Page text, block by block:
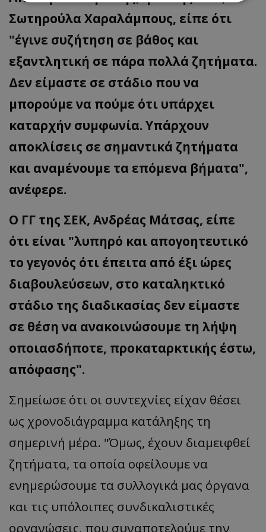
Σωτηρούλα Χαραλάμπους, είπε ότι
"έγινε συζήτηση σε βάθος και
εξαντλητική σε πάρα πολλά ζητήματα.
Δεν είμαστε σε στάδιο που να
μπορούμε να πούμε ότι υπάρχει
καταρχήν συμφωνία. Υπάρχουν
αποκλίσεις σε σημαντικά ζητήματα
και αναμένουμε τα επόμενα βήματα",
ανέφερε.
Ο ΓΓ της ΣΕΚ, Ανδρέας Μάτσας, είπε
ότι είναι "λυπηρό και απογοητευτικό
το γεγονός ότι έπειτα από έξι ώρες
διαβουλεύσεων, στο καταληκτικό
στάδιο της διαδικασίας δεν είμαστε
σε θέση να ανακοινώσουμε τη λήψη
οποιασδήποτε, προκαταρκτικής έστω,
απόφασης".
Σημείωσε ότι οι συντεχνίες είχαν θέσει
ως χρονοδιάγραμμα κατάληξης τη
σημερινή μέρα. "Όμως, έχουν διαμειφθεί
ζητήματα, τα οποία οφείλουμε να
ενημερώσουμε τα συλλογικά μας όργανα
και τις υπόλοιπες συνδικαλιστικές
οργανώσεις, που συναποτελούμε την
Απολύτως απαραίτητα
Απόδοσης
Στόχευσης
Λειτουργικότητας
Μη ταξινομημένα
Τα απολύτως απαραίτητα cookies επιτρέπουν
σύνδεση χρήστη και τη διαχείριση λογαριασμού.
Ο ιστότοπος δεν μπορεί να χρησιμοποιηθεί σωστά
χωρίς τα απολύτως απαραίτητα cookies.
usprivacy
.lifenewscy.tothemaonline.com
ASP.NET_SessionId
Microsoft Corporation
VISITOR_PRIVACY_METADATA
YouTube